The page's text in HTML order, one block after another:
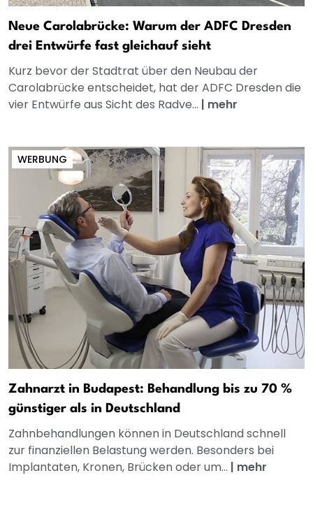
Neue Carolabrücke: Warum der ADFC Dresden
drei Entwürfe fast gleichauf sieht
Kurz bevor der Stadtrat über den Neubau der
Carolabrücke entscheidet, hat der ADFC Dresden die
vier Entwürfe aus Sicht des Radve... | mehr
WERBUNG
Zahnarzt in Budapest: Behandlung bis zu 70 %
günstiger als in Deutschland
Zahnbehandlungen können in Deutschland schnell
zur finanziellen Belastung werden. Besonders bei
Implantaten, Kronen, Brücken oder um... | mehr